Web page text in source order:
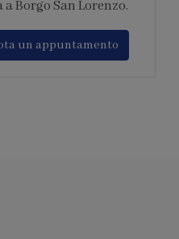
e infissi su
Borgo San Lorenzo.